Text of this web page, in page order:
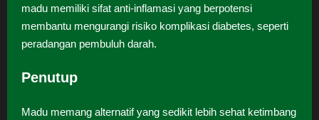
madu memiliki sifat anti-inflamasi yang berpotensi
membantu mengurangi risiko komplikasi diabetes, seperti
peradangan pembuluh darah.
Penutup
Madu memang alternatif yang sedikit lebih sehat ketimbang